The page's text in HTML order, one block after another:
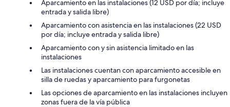
Aparcamiento en las instalaciones (12 USD por día; incluye
entrada y salida libre)
Aparcamiento con asistencia en las instalaciones (22 USD
por día; incluye entrada y salida libre)
Aparcamiento con y sin asistencia limitado en las
instalaciones
Las instalaciones cuentan con aparcamiento accesible en
silla de ruedas y aparcamiento para furgonetas
Las opciones de aparcamiento en las instalaciones incluyen
zonas fuera de la vía pública